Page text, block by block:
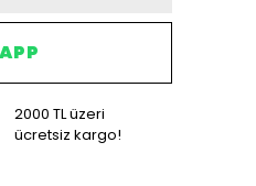
2000 TL üzeri
ücretsiz kargo!